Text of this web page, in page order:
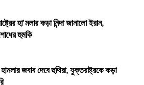
হা'মলার কড়া নিন্দা জানালো ইরান,
হুমকি
জবাব দেবে হুথিরা, যুক্তরাষ্ট্রকে কড়া